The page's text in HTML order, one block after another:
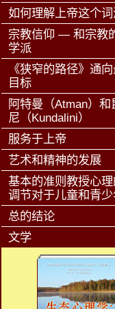
如何理解上帝这个
宗教信仰 — 和宗教
学派
《狭窄的路径》通
目标
阿特曼（Atman）和
尼（Kundalini）
服务于上帝
艺术和精神的发展
基本的准则教授心
调节对于儿童和青
总的结论
文学